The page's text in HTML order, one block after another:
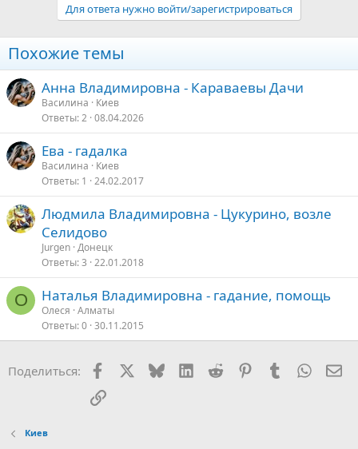
Для ответа нужно войти/зарегистрироваться
Похожие темы
Анна Владимировна - Караваевы Дачи
Василина
Киев
Ответы 2 08.04.2026
Ева - гадалка
Василина
Киев
Ответы 1 24.02.2017
Людмила Владимировна - Цукурино, возле
Селидово
Jurgen Донецк
Ответы 3 22.01.2018
О Наталья Владимировна - гадание, помощь
Олеся Алматы
Ответы 0 30.11.2015
Поделиться: Facebook BlueskyLinkedIn
Reddit PinterestTumblr
Ссылка
Киев